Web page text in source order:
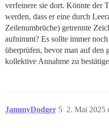
verfeinere sie dort. Könnte der
werden, dass er eine durch
Zeilenumbrüche) getrennte
aufnimmt? Es sollte immer
überprüfen, bevor man auf den
kollektive Annahme zu
JammyDodger 2. Mai 2025
5